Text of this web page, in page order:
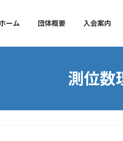
ーム 団体概要 入会案内
測位数